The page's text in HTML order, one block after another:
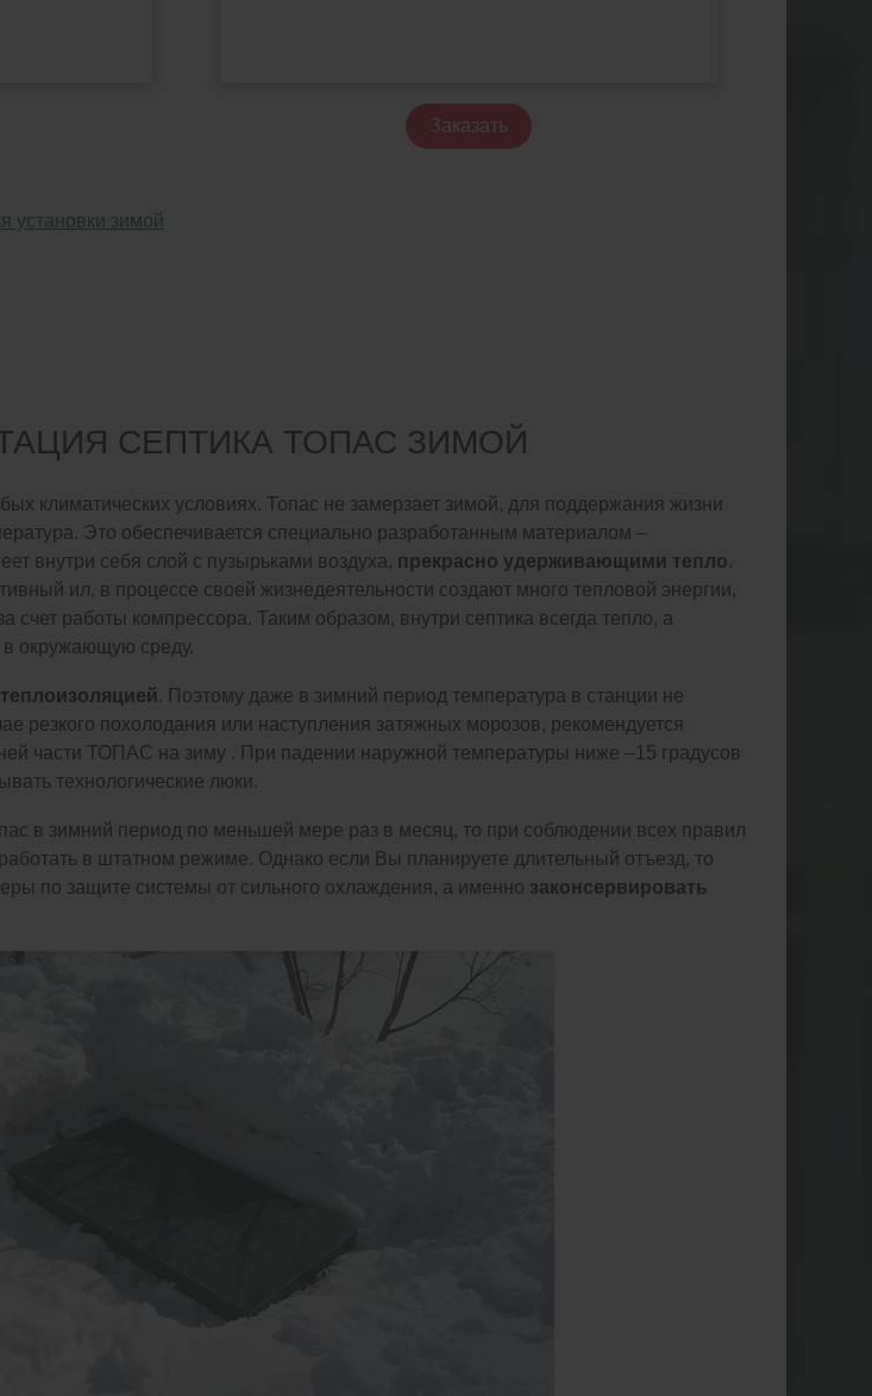
Заказать
установки зимой
СЕПТИКА ТОПАС ЗИМОЙ
климатических условиях. Топас не замерзает зимой, для поддержания жизни
Это обеспечивается специально разработанным материалом –
внутри себя слой с пузырьками воздуха, прекрасно удерживающими тепло.
ил, в процессе своей жизнедеятельности создают много тепловой энергии,
счет работы компрессора. Таким образом, внутри септика всегда тепло, а
в окружающую среду.
. Поэтому даже в зимний период температура в станции не
резкого похолодания или наступления затяжных морозов, рекомендуется
части ТОПАС на зиму . При падении наружной температуры ниже –15 градусов
технологические люки.
в зимний период по меньшей мере раз в месяц, то при соблюдении всех правил
работать в штатном режиме. Однако если Вы планируете длительный отъезд, то
по защите системы от сильного охлаждения, а именно законсервировать